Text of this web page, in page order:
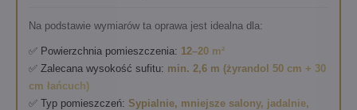
Na podstawie wymiarów ta oprawa jest idealna dla:
✅ Powierzchnia pomieszczenia: 12–20 m²
✅ Zalecana wysokość sufitu: min. 2,6 m (żyrandol 50 cm + 30
cm łańcuch)
✅ Typ pomieszczeń: Sypialnie, mniejsze salony, jadalnie,